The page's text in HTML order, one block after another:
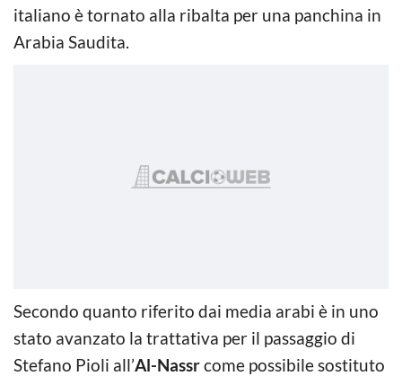
italiano è tornato alla ribalta per una panchina in
Arabia Saudita.
Secondo quanto riferito dai media arabi è in uno
stato avanzato la trattativa per il passaggio di
Stefano Pioli all’Al-Nassrcome possibile sostituto